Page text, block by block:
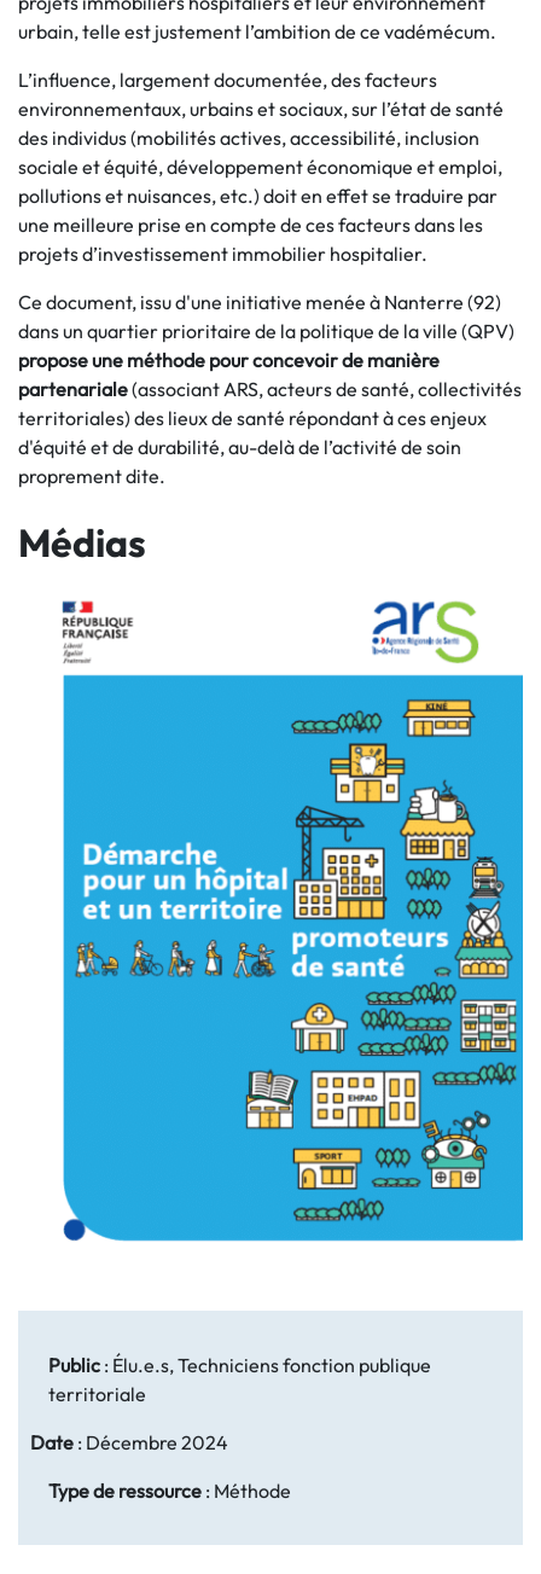
urbain, telle est justement l’ambition de ce vadémécum.
L’influence, largement documentée, des facteurs
environnementaux, urbains et sociaux, sur l’état de santé
des individus (mobilités actives, accessibilité, inclusion
sociale et équité, développement économique et emploi,
pollutions et nuisances, etc.) doit en effet se traduire par
une meilleure prise en compte de ces facteurs dans les
projets d’investissement immobilier hospitalier.
Ce document, issu d'une initiative menée à Nanterre (92)
dans un quartier prioritaire de la politique de la ville (QPV)
propose une méthode pour concevoir de manière
partenariale(associant ARS, acteurs de santé, collectivités
territoriales) des lieux de santé répondant à ces enjeux
d'équité et de durabilité, au-delà de l’activité de soin
proprement dite.
Médias
Public : Élu.e.s, Techniciens fonction publique
territoriale
Date : Décembre 2024
Type de ressource : Méthode